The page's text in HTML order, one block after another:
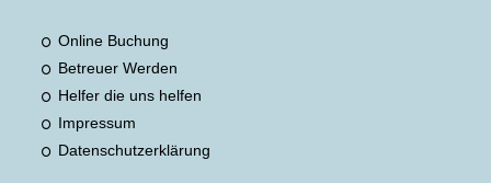
Online Buchung
Betreuer Werden
Helfer die uns helfen
Impressum
Datenschutzerklärung